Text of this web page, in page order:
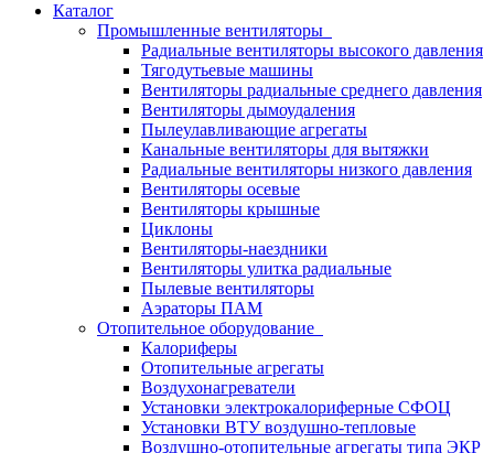
Каталог
Промышленные вентиляторы
Радиальные вентиляторы высокого давления
Тягодутьевые машины
Вентиляторы радиальные среднего давления
Вентиляторы дымоудаления
Пылеулавливающие агрегаты
Канальные вентиляторы для вытяжки
Радиальные вентиляторы низкого давления
Вентиляторы осевые
Вентиляторы крышные
Циклоны
Вентиляторы-наездники
Вентиляторы улитка радиальные
Пылевые вентиляторы
Аэраторы ПАМ
Отопительное оборудование
Калориферы
Отопительные агрегаты
Воздухонагреватели
Установки электрокалориферные СФОЦ
Установки ВТУ воздушно-тепловые
Воздушно-отопительные агрегаты типа ЭКР